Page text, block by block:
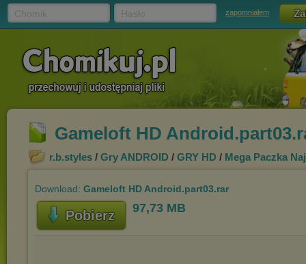
zapomniałem
Gameloft HD
r.b.styles / Gry ANDROID / GRY HD / Mega Paczka
Download: Gameloft HD Android.part03.rar
Pobierz 97,73 MB